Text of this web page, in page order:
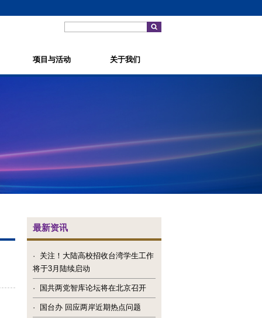
项目与活动 关于我们
最新资讯
· 关注！大陆高校招收台湾学生工作
将于3月陆续启动
· 国共两党智库论坛将在北京召开
· 国台办 回应两岸近期热点问题